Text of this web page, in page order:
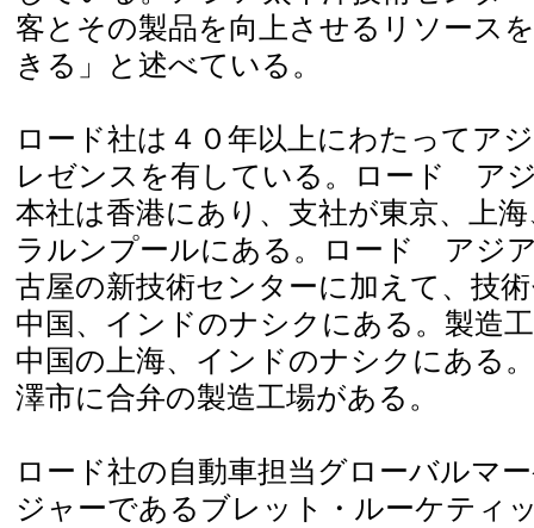
客とその製品を向上させるリソース
きる」と述べている。
ロード社は４０年以上にわたってア
レゼンスを有している。ロード ア
本社は香港にあり、支社が東京、上
ラルンプールにある。ロード アジ
古屋の新技術センターに加えて、技
中国、インドのナシクにある。製造
中国の上海、インドのナシクにある
澤市に合弁の製造工場がある。
ロード社の自動車担当グローバルマ
ジャーであるブレット・ルーケティ